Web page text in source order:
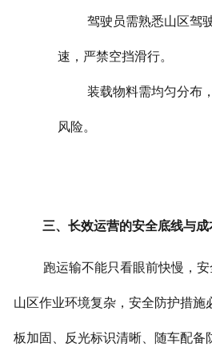
驾驶员需熟悉山区驾
速，严禁空挡滑行。
装载物料需均匀分布
风险。
三、长效运营的安全底线与成
跑运输不能只看眼前快慢，安
山区作业环境复杂，安全防护措施
板加固、反光标识清晰、随车配备